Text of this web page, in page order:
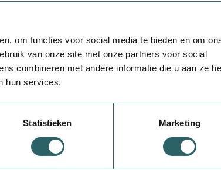
om functies voor social media te bieden en om
van onze site met onze partners voor social
combineren met andere informatie die u aan ze
hun services.
Statistieken Marketing